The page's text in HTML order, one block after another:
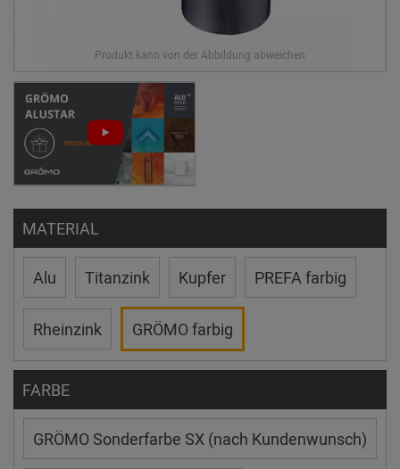
MATERIAL
Alu Titanzink Kupfer PREFA farbig
Rheinzink GRÖMO farbig
FARBE
GRÖMO Sonderfarbe SX (nach Kundenwunsch)